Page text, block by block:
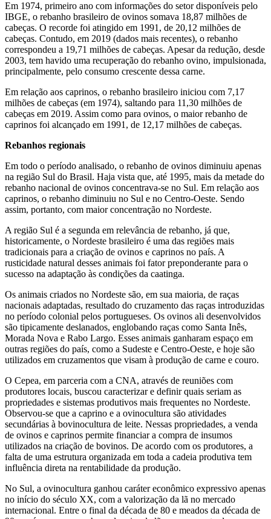
Em 1974, primeiro ano com informações do setor disponíveis pelo
IBGE, o rebanho brasileiro de ovinos somava 18,87 milhões de
cabeças. O recorde foi atingido em 1991, de 20,12 milhões de
cabeças. Contudo, em 2019 (dados mais recentes), o rebanho
correspondeu a 19,71 milhões de cabeças. Apesar da redução, desde
2003, tem havido uma recuperação do rebanho ovino, impulsionada,
principalmente, pelo consumo crescente dessa carne.
Em relação aos caprinos, o rebanho brasileiro iniciou com 7,17
milhões de cabeças (em 1974), saltando para 11,30 milhões de
cabeças em 2019. Assim como para ovinos, o maior rebanho de
caprinos foi alcançado em 1991, de 12,17 milhões de cabeças.
Rebanhos regionais
Em todo o período analisado, o rebanho de ovinos diminuiu apenas
na região Sul do Brasil. Haja vista que, até 1995, mais da metade do
rebanho nacional de ovinos concentrava-se no Sul. Em relação aos
caprinos, o rebanho diminuiu no Sul e no Centro-Oeste. Sendo
assim, portanto, com maior concentração no Nordeste.
A região Sul é a segunda em relevância de rebanho, já que,
historicamente, o Nordeste brasileiro é uma das regiões mais
tradicionais para a criação de ovinos e caprinos no país. A
rusticidade natural desses animais foi fator preponderante para o
sucesso na adaptação às condições da caatinga.
Os animais criados no Nordeste são, em sua maioria, de raças
nacionais adaptadas, resultado do cruzamento das raças introduzidas
no período colonial pelos portugueses. Os ovinos ali desenvolvidos
são tipicamente deslanados, englobando raças como Santa Inês,
Morada Nova e Rabo Largo. Esses animais ganharam espaço em
outras regiões do país, como a Sudeste e Centro-Oeste, e hoje são
utilizados em cruzamentos que visam à produção de carne e couro.
O Cepea, em parceria com a CNA, através de reuniões com
produtores locais, buscou caracterizar e definir quais seriam as
propriedades e sistemas produtivos mais frequentes no Nordeste.
Observou-se que a caprino e a ovinocultura são atividades
secundárias à bovinocultura de leite. Nessas propriedades, a venda
de ovinos e caprinos permite financiar a compra de insumos
utilizados na criação de bovinos. De acordo com os produtores, a
falta de uma estrutura organizada em toda a cadeia produtiva tem
influência direta na rentabilidade da produção.
No Sul, a ovinocultura ganhou caráter econômico expressivo apenas
no início do século XX, com a valorização da lã no mercado
internacional. Entre o final da década de 80 e meados da década de